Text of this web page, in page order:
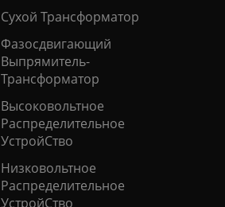
Сухой Трансформатор
Фазосдвигающий
Выпрямитель-
Трансформатор
Высоковольтное
Распределительное
УстройСтво
Низковольтное
Распределительное
УстройСтво